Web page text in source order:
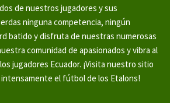
de nuestros jugadores y sus
ninguna competencia, ningún
batido y disfruta de nuestras numerosas
comunidad de apasionados y vibra al
jugadores Ecuador. ¡Visita nuestro sitio
intensamente el fútbol de los Etalons!